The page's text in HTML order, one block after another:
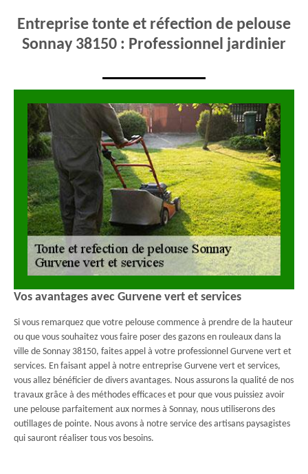
Entreprise tonte et réfection de pelouse
Sonnay 38150 : Professionnel jardinier
Vos avantages avec Gurvene vert et services
Si vous remarquez que votre pelouse commence à prendre de la hauteur
ou que vous souhaitez vous faire poser des gazons en rouleaux dans la
ville de Sonnay 38150, faites appel à votre professionnel Gurvene vert et
services. En faisant appel à notre entreprise Gurvene vert et services,
vous allez bénéficier de divers avantages. Nous assurons la qualité de nos
travaux grâce à des méthodes efficaces et pour que vous puissiez avoir
une pelouse parfaitement aux normes à Sonnay, nous utiliserons des
outillages de pointe. Nous avons à notre service des artisans paysagistes
qui sauront réaliser tous vos besoins.